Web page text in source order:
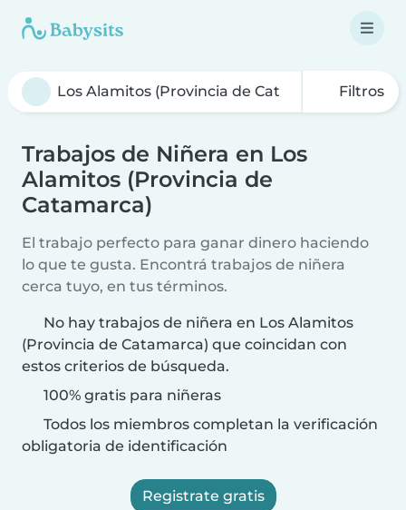
Filtros
Trabajos de Niñera en Los
Alamitos (Provincia de
Catamarca)
El trabajo perfecto para ganar dinero haciendo
lo que te gusta. Encontrá trabajos de niñera
cerca tuyo, en tus términos.
No hay trabajos de niñera en Los Alamitos
(Provincia de Catamarca) que coincidan con
estos criterios de búsqueda.
100% gratis para niñeras
Todos los miembros completan la verificación
obligatoria de identificación
Registrate gratis